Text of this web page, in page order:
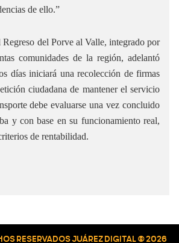
de ello.”
del Porve al Valle, integrado por
comunidades de la región, adelantó
días iniciará una recolección de firmas
ciudadana de mantener el servicio
debe evaluarse una vez concluido
y con base en su funcionamiento real,
de rentabilidad.
RESERVADOS JUÁREZ DIGITAL © 2026